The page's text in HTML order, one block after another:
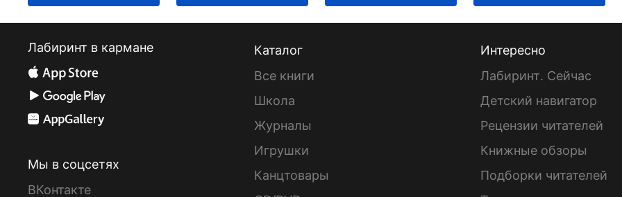
Лабиринт в кармане
Мы в соцсетях
ВКонтакте
Каталог
Все книги
Школа
Журналы
Игрушки
Канцтовары
Интересно
Лабиринт. Сейчас
Детский навигатор
Рецензии читателей
Книжные обзоры
Подборки читателей